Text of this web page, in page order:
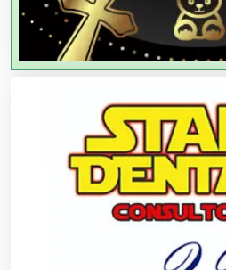
Agricultores
Agricultura y Ganadería
Agua Purificada
Aire Acondicionado